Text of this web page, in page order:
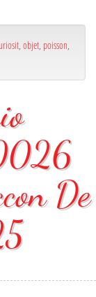
, objet, poisson,
De